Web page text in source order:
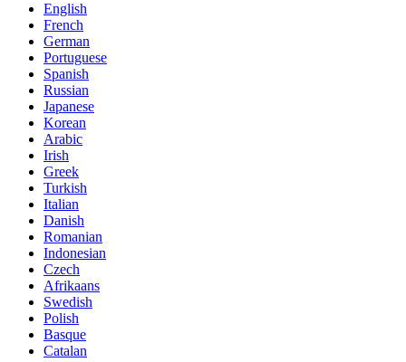
English
French
German
Portuguese
Spanish
Russian
Japanese
Korean
Arabic
Irish
Greek
Turkish
Italian
Danish
Romanian
Indonesian
Czech
Afrikaans
Swedish
Polish
Basque
Catalan